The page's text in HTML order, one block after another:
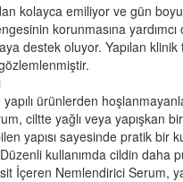
kolayca emiliyor ve gün
korunmasına
destek oluyor. Yapılan
ürünlerden
ciltte yağlı veya yapışkan
yapısı sayesinde pratik bir
kullanımda cildin daha
İçeren Nemlendirici Serum,